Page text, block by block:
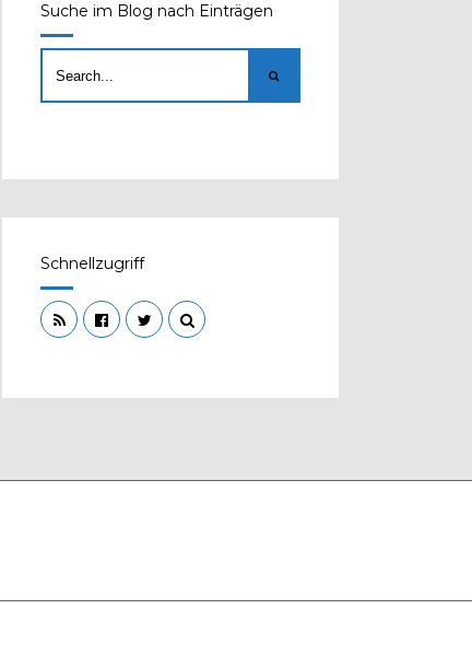
Suche im Blog nach Einträgen
Schnellzugriff